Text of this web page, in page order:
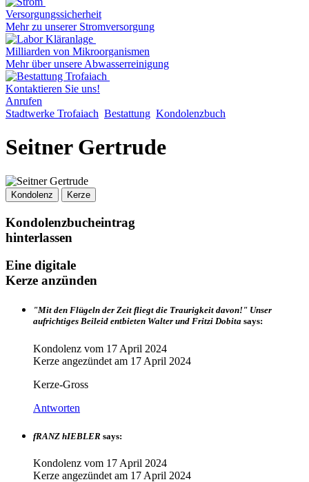
Versorgungssicherheit
Mehr zu unserer Stromversorgung
Milliarden von Mikroorganismen
Mehr über unsere Abwasserreinigung
Kontaktieren Sie uns!
Anrufen
Stadtwerke Trofaiach Bestattung Kondolenzbuch
Seitner Gertrude
Kondolenz Kerze
Kondolenzbucheintrag
hinterlassen
Eine digitale
Kerze anzünden
"Mit den Flügeln der Zeit fliegt die Traurigkeit davon!" Unser
aufrichtiges Beileid entbieten Walter und Fritzi Dobita says:
Kondolenz vom 17 April 2024
Kerze angezündet am 17 April 2024
Kerze-Gross
Antworten
fRANZ hIEBLER says:
Kondolenz vom 17 April 2024
Kerze angezündet am 17 April 2024